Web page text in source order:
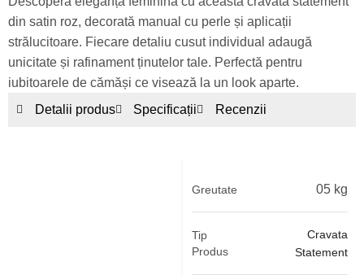
din satin roz, decorată manual cu perle și aplicații
strălucitoare. Fiecare detaliu cusut individual adaugă
unicitate și rafinament ținutelor tale. Perfectă pentru
iubitoarele de cămăși ce visează la un look aparte.
Detalii produs
Specificații Recenzii
Greutate 05 kg
Tip
Produs
Cravata
Statement